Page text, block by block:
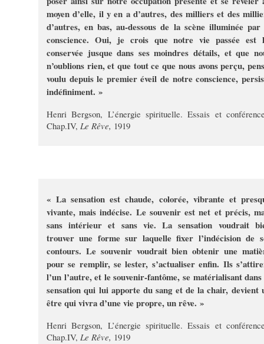
moyen d’elle, il y en a d’autres, des milliers et des
d’autres, en bas, au-dessous de la scène illuminée
conscience. Oui, je crois que notre vie passée est
conservée jusque dans ses moindres détails, et que
n’oublions rien, et que tout ce que nous avons perçu,
voulu depuis le premier éveil de notre conscience,
indéfiniment. »
Henri Bergson, L’énergie spirituelle. Essais et
Chap.IV, Le Rêve, 1919
« La sensation est chaude, colorée, vibrante et
vivante, mais indécise. Le souvenir est net et précis,
sans intérieur et sans vie. La sensation voudrait
trouver une forme sur laquelle fixer l’indécision de
contours. Le souvenir voudrait bien obtenir une
pour se remplir, se lester, s’actualiser enfin. Ils
l’un l’autre, et le souvenir-fantôme, se matérialisant
sensation qui lui apporte du sang et de la chair, devient
être qui vivra d’une vie propre, un rêve. »
Henri Bergson, L’énergie spirituelle. Essais et
Chap.IV, Le Rêve, 1919